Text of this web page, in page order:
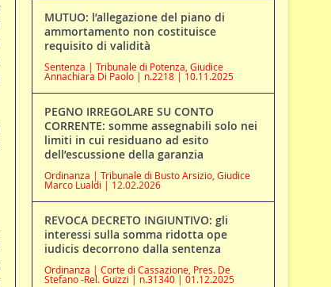
MUTUO: l’allegazione del piano di
ammortamento non costituisce
requisito di validità
Sentenza | Tribunale di Potenza, Giudice
Annachiara Di Paolo | n.2218 | 10.11.2025
PEGNO IRREGOLARE SU CONTO
CORRENTE: somme assegnabili solo nei
limiti in cui residuano ad esito
dell’escussione della garanzia
Ordinanza | Tribunale di Busto Arsizio, Giudice
Marco Lualdi | 12.02.2026
REVOCA DECRETO INGIUNTIVO: gli
interessi sulla somma ridotta ope
iudicis decorrono dalla sentenza
Ordinanza | Corte di Cassazione, Pres. De
Stefano -Rel. Guizzi | n.31340 | 01.12.2025